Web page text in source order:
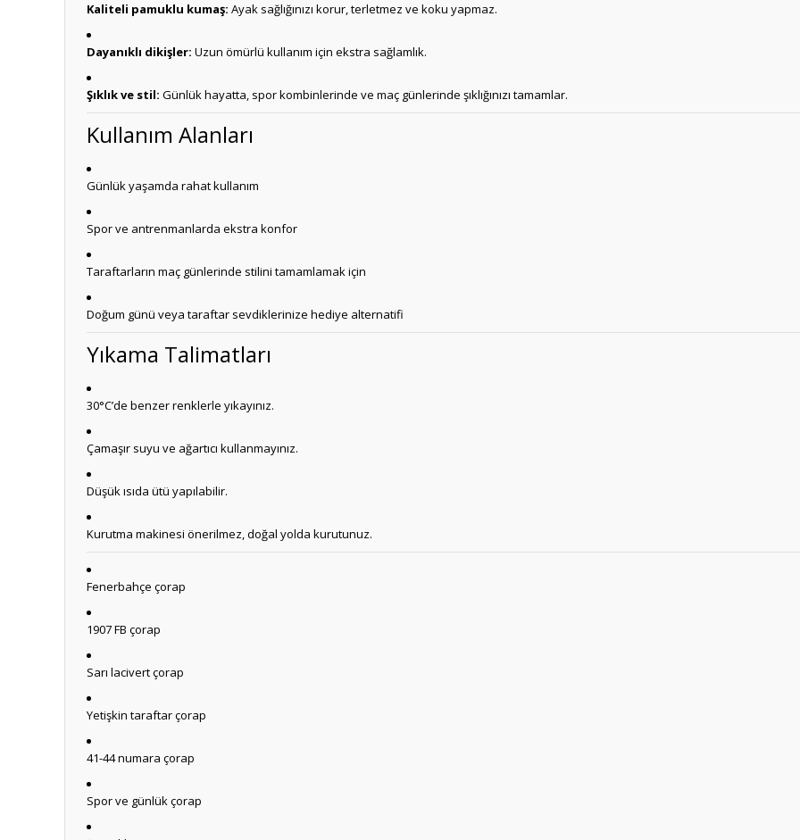
Kaliteli pamuklu kumaş: Ayak sağlığınızı korur, terletmez ve koku yapmaz.
Dayanıklı dikişler: Uzun ömürlü kullanım için ekstra sağlamlık.
Şıklık ve stil: Günlük hayatta, spor kombinlerinde ve maç günlerinde şıklığınızı tamamlar.
Kullanım Alanları
Günlük yaşamda rahat kullanım
Spor ve antrenmanlarda ekstra konfor
Taraftarların maç günlerinde stilini tamamlamak için
Doğum günü veya taraftar sevdiklerinize hediye alternatifi
Yıkama Talimatları
30°C’de benzer renklerle yıkayınız.
Çamaşır suyu ve ağartıcı kullanmayınız.
Düşük ısıda ütü yapılabilir.
Kurutma makinesi önerilmez, doğal yolda kurutunuz.
Fenerbahçe çorap
1907 FB çorap
Sarı lacivert çorap
Yetişkin taraftar çorap
41-44 numara çorap
Spor ve günlük çorap